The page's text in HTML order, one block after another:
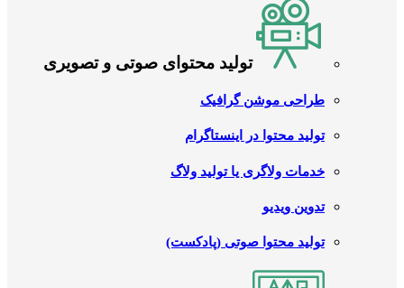
تولید محتوای صوتی و تصویری
طراحی موشن گرافیک
تولید محتوا در اینستاگرام
خدمات ولاگری یا تولید ولاگ
تدوین ویدیو
تولید محتوا صوتی (پادکست)